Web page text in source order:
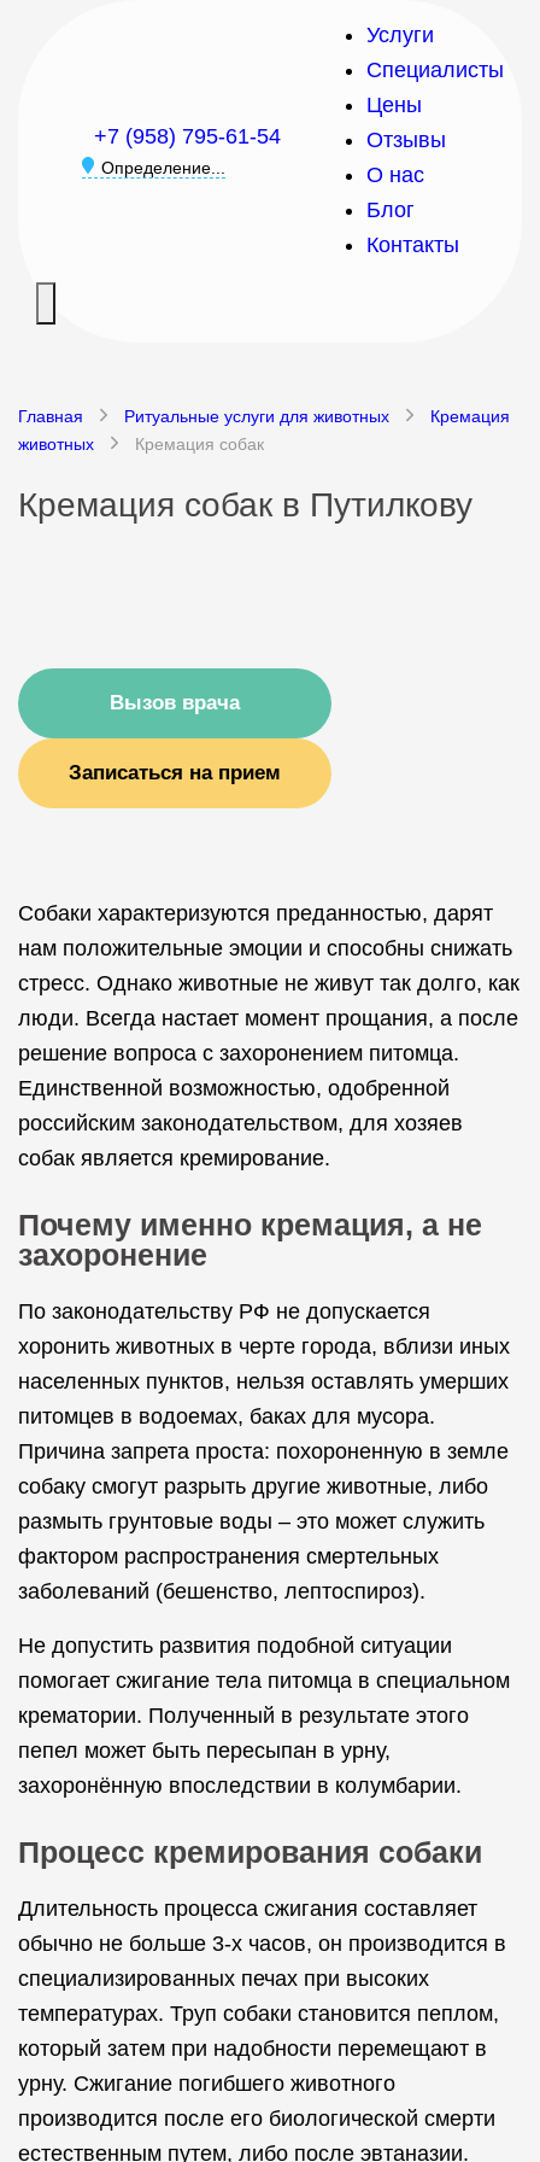
Услуги
Специалисты
Цены
Отзывы
О нас
Блог
Контакты
+7 (958) 795-61-54
Определение...
Главная Ритуальные услуги для животных
Кремация
животных
Кремация собак
Кремация собак в Путилкову
Вызов врача
Записаться на прием
Собаки характеризуются преданностью, дарят
нам положительные эмоции и способны снижать
стресс. Однако животные не живут так долго, как
люди. Всегда настает момент прощания, а после
решение вопроса с захоронением питомца.
Единственной возможностью, одобренной
российским законодательством, для хозяев
собак является кремирование.
Почему именно кремация, а не
захоронение
По законодательству РФ не допускается
хоронить животных в черте города, вблизи иных
населенных пунктов, нельзя оставлять умерших
питомцев в водоемах, баках для мусора.
Причина запрета проста: похороненную в земле
собаку смогут разрыть другие животные, либо
размыть грунтовые воды – это может служить
фактором распространения смертельных
заболеваний (бешенство, лептоспироз).
Не допустить развития подобной ситуации
помогает сжигание тела питомца в специальном
крематории. Полученный в результате этого
пепел может быть пересыпан в урну,
захоронённую впоследствии в колумбарии.
Процесс кремирования собаки
Длительность процесса сжигания составляет
обычно не больше 3-х часов, он производится в
специализированных печах при высоких
температурах. Труп собаки становится пеплом,
который затем при надобности перемещают в
урну. Сжигание погибшего животного
производится после его биологической смерти
естественным путем, либо после эвтаназии.